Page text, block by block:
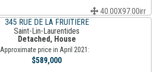
40.00X97.00irr
345 RUE DE LA FRUITIERE
Saint-Lin-Laurentides
Detached, House
Approximate price in April 2021:
$589,000